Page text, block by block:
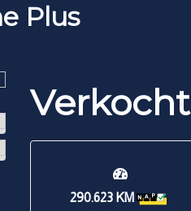
Plus
Verkocht
290.623 KM